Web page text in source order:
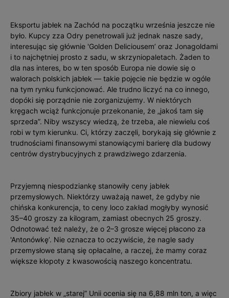
Eksportu jabłek na Zachód na początku września jeszcze nie
było. Kupcy zza Odry penetrowali już jednak nasze sady,
interesując się głównie 'Golden Deliciousem’ oraz Jonagoldami
i to najchętniej prosto z sadu, w skrzyniopaletach. Żaden to
dla nas interes, bo w ten sposób Europa nie dowie się o
walorach polskich jabłek — takie pojęcie nie będzie w ogóle
na tym rynku funkcjonować. Ale trudno liczyć na co innego,
dopóki się porządnie nie zorganizujemy. W niektórych
kręgach wciąż funkcjonuje przekonanie, że „jakoś tam się
sprzeda”. Niby wszyscy wiedzą, że trzeba, ale niewielu coś
robi w tym kierunku. Ci, którzy zaczęli, borykają się głównie z
trudnościami finansowymi stanowiącymi barierę dla budowy
centrów dystrybucyjnych z prawdziwego zdarzenia.
Przyjemną niespodziankę stanowiły ceny jabłek
przemysłowych. Niektórzy uważają nawet, że gdyby nie
chińska konkurencja, to ceny loco zakład mogłyby wynosić
35–40 groszy za kilogram, zamiast obecnych 25 groszy.
Odnotować też należy, że o 2–3 grosze więcej płacono za
'Antonówkę’. Nie oznacza to oczywiście, że nagle sady
przemysłowe staną się opłacalne, a raczej, że mamy coraz
większe kłopoty z kwasowością naszego koncentratu.
Zbiory jabłek w „starej” Unii ocenia się na 6,88 mln ton, a więc